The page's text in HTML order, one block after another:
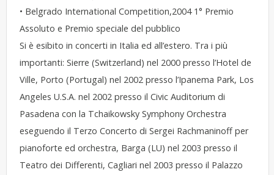
• Belgrado International Competition,2004 1° Premio
Assoluto e Premio speciale del pubblico
Si è esibito in concerti in Italia ed all’estero. Tra i più
importanti: Sierre (Switzerland) nel 2000 presso l’Hotel de
Ville, Porto (Portugal) nel 2002 presso l’Ipanema Park, Los
Angeles U.S.A. nel 2002 presso il Civic Auditorium di
Pasadena con la Tchaikowsky Symphony Orchestra
eseguendo il Terzo Concerto di Sergei Rachmaninoff per
pianoforte ed orchestra, Barga (LU) nel 2003 presso il
Teatro dei Differenti, Cagliari nel 2003 presso il Palazzo